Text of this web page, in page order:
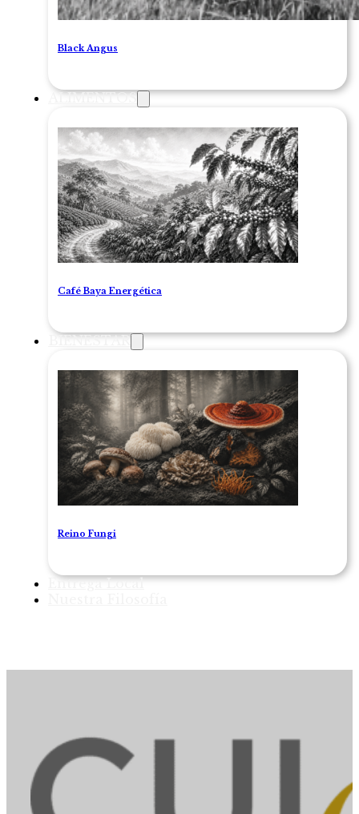
Black Angus
ALIMENTOS
Café Baya Energética
BIENESTAR
Reino Fungi
Entrega Local